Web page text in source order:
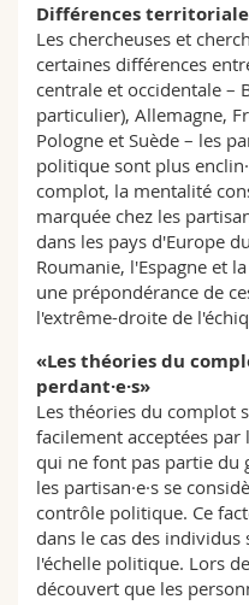
Différences
Les chercheuses et
certaines différences
centrale et occidentale –
particulier), Allemagne,
Pologne et Suède – les
politique sont plus
complot, la mentalité
marquée chez les
dans les pays d'Europe
Roumanie, l'Espagne et
une prépondérance de
l'extrême-droite de
«Les théories du
perdant·e·s»
Les théories du complot
facilement acceptées
qui ne font pas partie du
les partisan·e·s se
contrôle politique. Ce
dans le cas des
l'échelle politique. Lors
découvert que les